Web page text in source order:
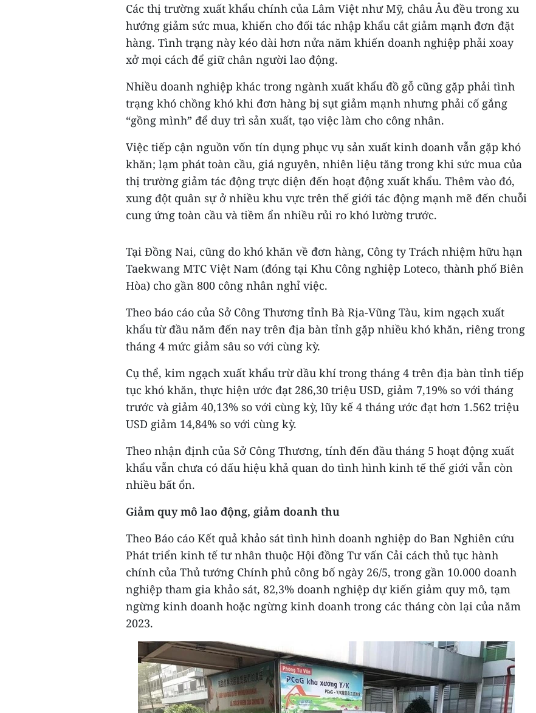
Các thị trường xuất khẩu chính của Lâm Việt như Mỹ, châu Âu đều trong xu
hướng giảm sức mua, khiến cho đối tác nhập khẩu cắt giảm mạnh đơn đặt
hàng. Tình trạng này kéo dài hơn nửa năm khiến doanh nghiệp phải xoay
xở mọi cách để giữ chân người lao động.
Nhiều doanh nghiệp khác trong ngành xuất khẩu đồ gỗ cũng gặp phải tình
trạng khó chồng khó khi đơn hàng bị sụt giảm mạnh nhưng phải cố gắng
“gồng mình” để duy trì sản xuất, tạo việc làm cho công nhân.
Việc tiếp cận nguồn vốn tín dụng phục vụ sản xuất kinh doanh vẫn gặp khó
khăn; lạm phát toàn cầu, giá nguyên, nhiên liệu tăng trong khi sức mua của
thị trường giảm tác động trực diện đến hoạt động xuất khẩu. Thêm vào đó,
xung đột quân sự ở nhiều khu vực trên thế giới tác động mạnh mẽ đến chuỗi
cung ứng toàn cầu và tiềm ẩn nhiều rủi ro khó lường trước.
Tại Đồng Nai, cũng do khó khăn về đơn hàng, Công ty Trách nhiệm hữu hạn
Taekwang MTC Việt Nam (đóng tại Khu Công nghiệp Loteco, thành phố Biên
Hòa) cho gần 800 công nhân nghỉ việc.
Theo báo cáo của Sở Công Thương tỉnh Bà Rịa-Vũng Tàu, kim ngạch xuất
khẩu từ đầu năm đến nay trên địa bàn tỉnh gặp nhiều khó khăn, riêng trong
tháng 4 mức giảm sâu so với cùng kỳ.
Cụ thể, kim ngạch xuất khẩu trừ dầu khí trong tháng 4 trên địa bàn tỉnh tiếp
tục khó khăn, thực hiện ước đạt 286,30 triệu USD, giảm 7,19% so với tháng
trước và giảm 40,13% so với cùng kỳ, lũy kế 4 tháng ước đạt hơn 1.562 triệu
USD giảm 14,84% so với cùng kỳ.
Theo nhận định của Sở Công Thương, tính đến đầu tháng 5 hoạt động xuất
khẩu vẫn chưa có dấu hiệu khả quan do tình hình kinh tế thế giới vẫn còn
nhiều bất ổn.
Giảm quy mô lao động, giảm doanh thu
Theo Báo cáo Kết quả khảo sát tình hình doanh nghiệp do Ban Nghiên cứu
Phát triển kinh tế tư nhân thuộc Hội đồng Tư vấn Cải cách thủ tục hành
chính của Thủ tướng Chính phủ công bố ngày 26/5, trong gần 10.000 doanh
nghiệp tham gia khảo sát, 82,3% doanh nghiệp dự kiến giảm quy mô, tạm
ngừng kinh doanh hoặc ngừng kinh doanh trong các tháng còn lại của năm
2023.